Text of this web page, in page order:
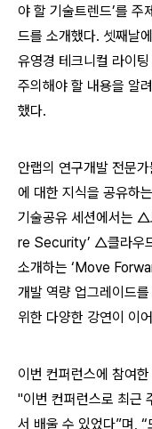
야 할 기술트렌드’를 주
드를 소개했다. 셋째날
유영경 테크니컬 라이
주의해야 할 내용을 알
했다.
안랩의 연구개발 전문
에 대한 지식을 공유하
기술공유 세션에서는 △
re Security’ △클라우
소개하는 ‘Move
개발 역량 업그레이드
위한 다양한 강연이 이
이번 컨퍼런스에 참여
"이번 컨퍼런스로 최근
서 배울 수 있었다”며,